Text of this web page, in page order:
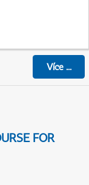
Více...
FOR